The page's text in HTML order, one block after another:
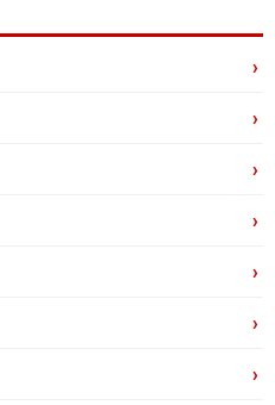
›
›
›
›
›
›
›